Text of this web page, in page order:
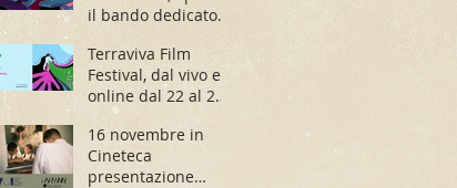
il bando dedicato
ai registi migranti
Terraviva Film
Festival, dal vivo e
online dal 22 al 26
novembre
16 novembre in
Cineteca
presentazione